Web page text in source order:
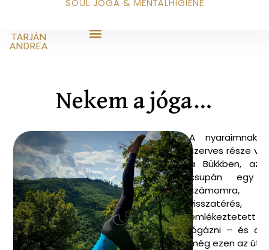
SOUL JÓGA & MENTÁLHIGIÉNÉ
TARJÁN
ANDREA
Nekem a jóga…
A nyaraimnak
szerves része
a Bükkben, az
csupán egy
számomra,
visszatérés,
emlékeztetett
jógázni – és
még ezen az